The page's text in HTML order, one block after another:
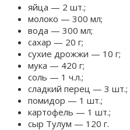
яйца — 2 шт.;
молоко — 300 мл;
вода — 300 мл;
сахар — 20 г;
сухие дрожжи — 10 г;
мука — 420 г;
соль — 1 ч.л.;
сладкий перец — 3 шт.;
помидор — 1 шт.;
картофель — 1 шт.;
сыр Тулум — 120 г.